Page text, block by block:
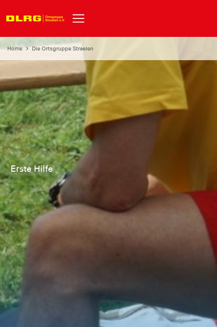
Home Die Ortsgruppe Straelen
Erste Hilfe